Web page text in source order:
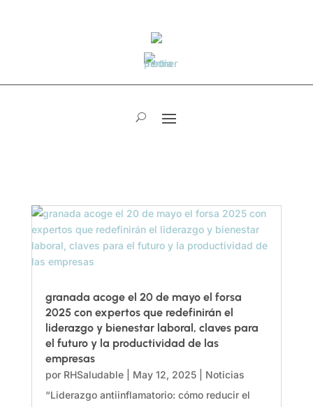
granada acoge el 20 de mayo el forsa
2025 con expertos que redefinirán el
liderazgo y bienestar laboral, claves para
el futuro y la productividad de las
empresas
por RHSaludable| May 12, 2025| Noticias
“Liderazgo antiinflamatorio: cómo reducir el